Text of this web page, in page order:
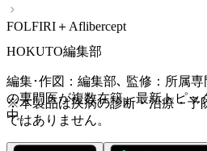
FOLFIRI＋Aflibercept
※本製品は疾病の診断・治療・予
ではありません。
HOKUTO編集部
編集･作図：編集部､ 監修：所属
の専門医が複数在籍。最新トピッ
中。